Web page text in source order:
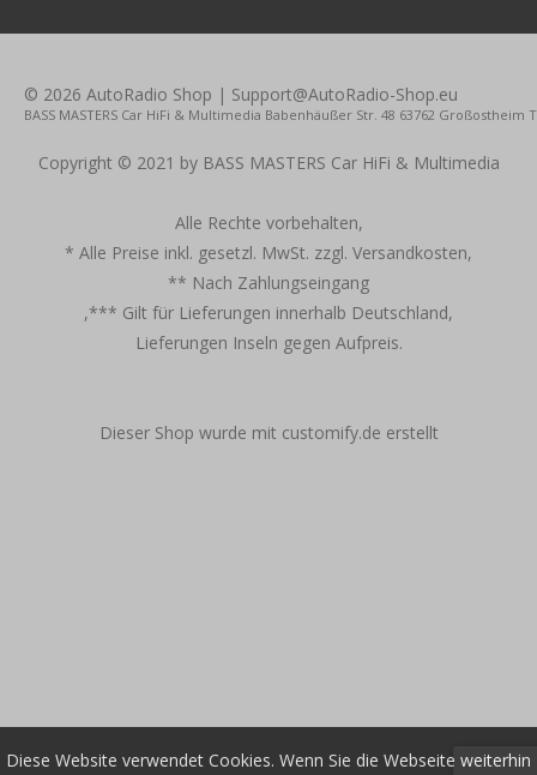
Diese Website verwendet Cookies. Wenn Sie die Webseite weiterhin
© 2026 AutoRadio Shop | Support@AutoRadio-Shop.eu
BASS MASTERS Car HiFi & Multimedia Babenhäußer Str. 48 63762 Großostheim
Copyright © 2021 by BASS MASTERS Car HiFi & Multimedia
Alle Rechte vorbehalten,
* Alle Preise inkl. gesetzl. MwSt. zzgl. Versandkosten,
** Nach Zahlungseingang
,*** Gilt für Lieferungen innerhalb Deutschland,
Lieferungen Inseln gegen Aufpreis.
Dieser Shop wurde mit customify.de erstellt